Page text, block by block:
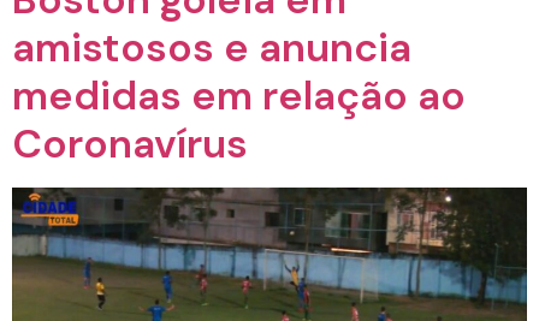
amistosos e anuncia
medidas em relação ao
Coronavírus